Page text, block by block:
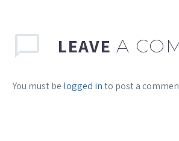
LEAVE A
You must be logged into post a